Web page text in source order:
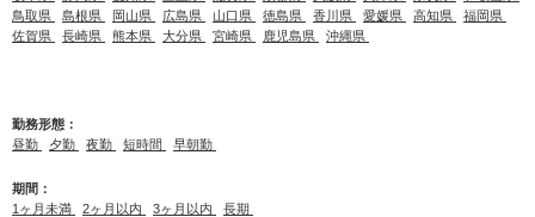
鳥取県
島根県 岡山県 広島県 山口県 徳島県 香川県 愛媛県 高知県
福岡県
佐賀県
長崎県 熊本県 大分県 宮崎県 鹿児島県 沖縄県
勤務形態：
昼勤
夕勤 夜勤 短時間 早朝勤
期間：
1ヶ月未満
2ヶ月以内 3ヶ月以内 長期